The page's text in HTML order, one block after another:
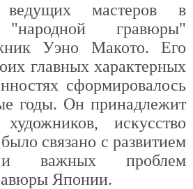
мастеров в
"народной гравюры"
Уэно Макото. Его
главных характерных
сформировалось
годы. Он принадлежит
искусство
связано с развитием
и важных проблем
Японии.